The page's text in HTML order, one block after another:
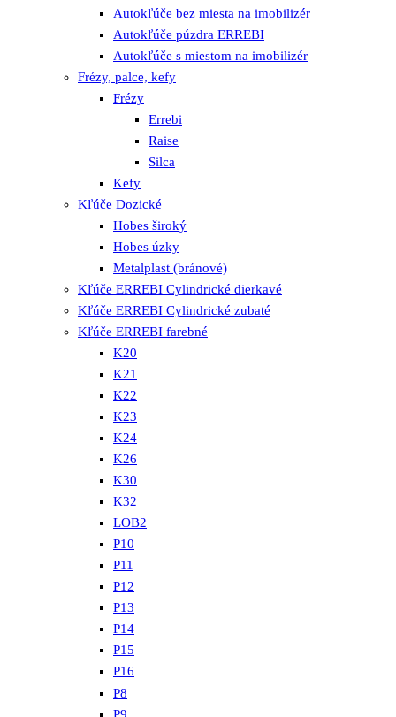
Autokľúče bez miesta na imobilizér
Autokľúče púzdra ERREBI
Autokľúče s miestom na imobilizér
Frézy, palce, kefy
Frézy
Errebi
Raise
Silca
Kefy
Kľúče Dozické
Hobes široký
Hobes úzky
Metalplast (bránové)
Kľúče ERREBI Cylindrické dierkavé
Kľúče ERREBI Cylindrické zubaté
Kľúče ERREBI farebné
K20
K21
K22
K23
K24
K26
K30
K32
LOB2
P10
P11
P12
P13
P14
P15
P16
P8
P9